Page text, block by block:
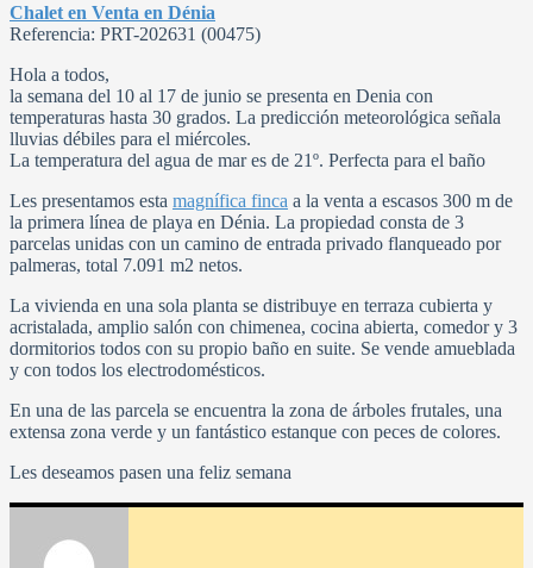
Chalet en Venta en Dénia
Referencia: PRT-202631 (00475)
Hola a todos,
la semana del 10 al 17 de junio se presenta en Denia con
temperaturas hasta 30 grados. La predicción meteorológica señala
lluvias débiles para el miércoles.
La temperatura del agua de mar es de 21º. Perfecta para el baño
Les presentamos esta magnífica finca a la venta a escasos 300 m de
la primera línea de playa en Dénia. La propiedad consta de 3
parcelas unidas con un camino de entrada privado flanqueado por
palmeras, total 7.091 m2 netos.
La vivienda en una sola planta se distribuye en terraza cubierta y
acristalada, amplio salón con chimenea, cocina abierta, comedor y 3
dormitorios todos con su propio baño en suite. Se vende amueblada
y con todos los electrodomésticos.
En una de las parcela se encuentra la zona de árboles frutales, una
extensa zona verde y un fantástico estanque con peces de colores.
Les deseamos pasen una feliz semana